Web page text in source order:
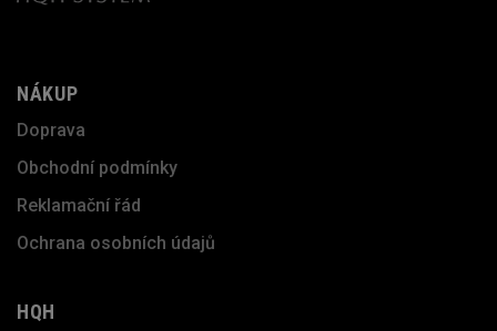
NÁKUP
Doprava
Obchodní podmínky
Reklamační řád
Ochrana osobních údajů
HQH